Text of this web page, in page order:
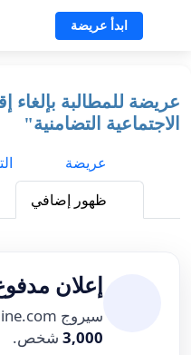
ابدأ عريضة
عريضة للمطالبة بإلغاء
الاجتماعية التضامنية"
عريضة
ظهور إضافي
إعلان
سيروج Aredaonline.com لهذه العريضة لدى
3,000 شخص.